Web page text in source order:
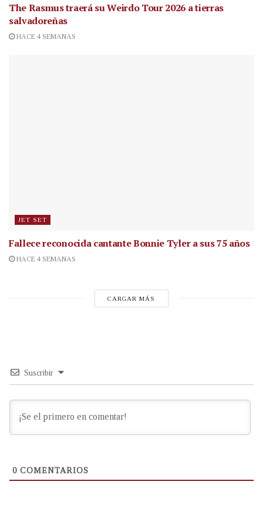
The Rasmus traerá su Weirdo Tour 2026 a tierras
salvadoreñas
HACE 4 SEMANAS
JET SET
Fallece reconocida cantanteBonnie Tyler a sus 75 años
HACE 4 SEMANAS
CARGAR MÁS
Suscribir
0 COMENTARIOS